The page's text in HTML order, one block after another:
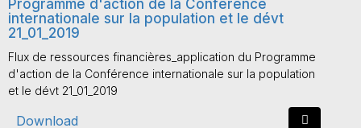
Programme d'action de la Conférence
internationale sur la population et le dévt
21_01_2019
Flux de ressources financières_application du Programme
d'action de la Conférence internationale sur la population
et le dévt 21_01_2019
Download